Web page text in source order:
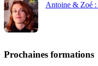
Antoine & Zoé
Prochaines formations